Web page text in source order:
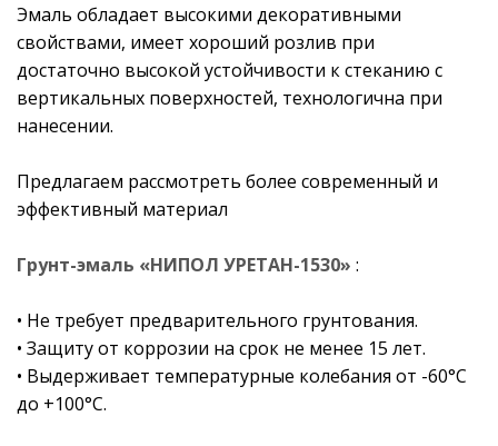
Эмаль обладает высокими декоративными
свойствами, имеет хороший розлив при
достаточно высокой устойчивости к стеканию с
вертикальных поверхностей, технологична при
нанесении.
Предлагаем рассмотреть более современный и
эффективный материал
Грунт-эмаль «НИПОЛ УРЕТАН-1530» :
• Не требует предварительного грунтования.
• Защиту от коррозии на срок не менее 15 лет.
• Выдерживает температурные колебания от -60°С
до +100°С.